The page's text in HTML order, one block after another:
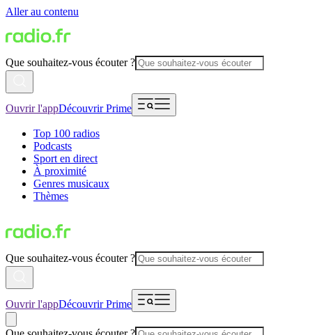
Aller au contenu
Que souhaitez-vous écouter ?
Ouvrir l'appDécouvrir Prime
Top 100 radios
Podcasts
Sport en direct
À proximité
Genres musicaux
Thèmes
Que souhaitez-vous écouter ?
Ouvrir l'appDécouvrir Prime